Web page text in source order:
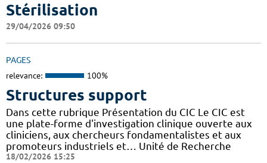
Stérilisation
29/04/2026 09:50
PAGES
relevance: 100%
Structures support
Dans cette rubrique Présentation du CIC Le CIC est
une plate-forme d'investigation clinique ouverte aux
cliniciens, aux chercheurs fondamentalistes et aux
promoteurs industriels et… Unité de Recherche
18/02/2026 15:25